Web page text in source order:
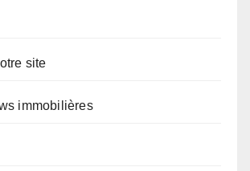
site
immobilières